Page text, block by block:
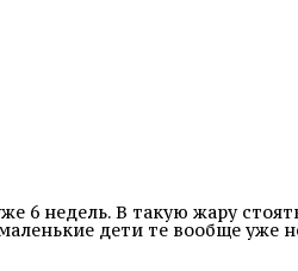
6 недель. В такую жару
дети те вообще уже